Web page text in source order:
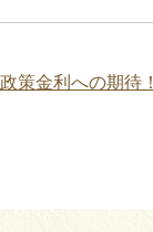
策金利への期待！